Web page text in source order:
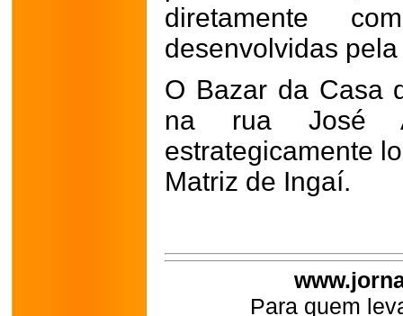
diretamente
desenvolvidas
O Bazar da Casa
na rua José
estrategicamente
Matriz de Ingaí.
Para quem